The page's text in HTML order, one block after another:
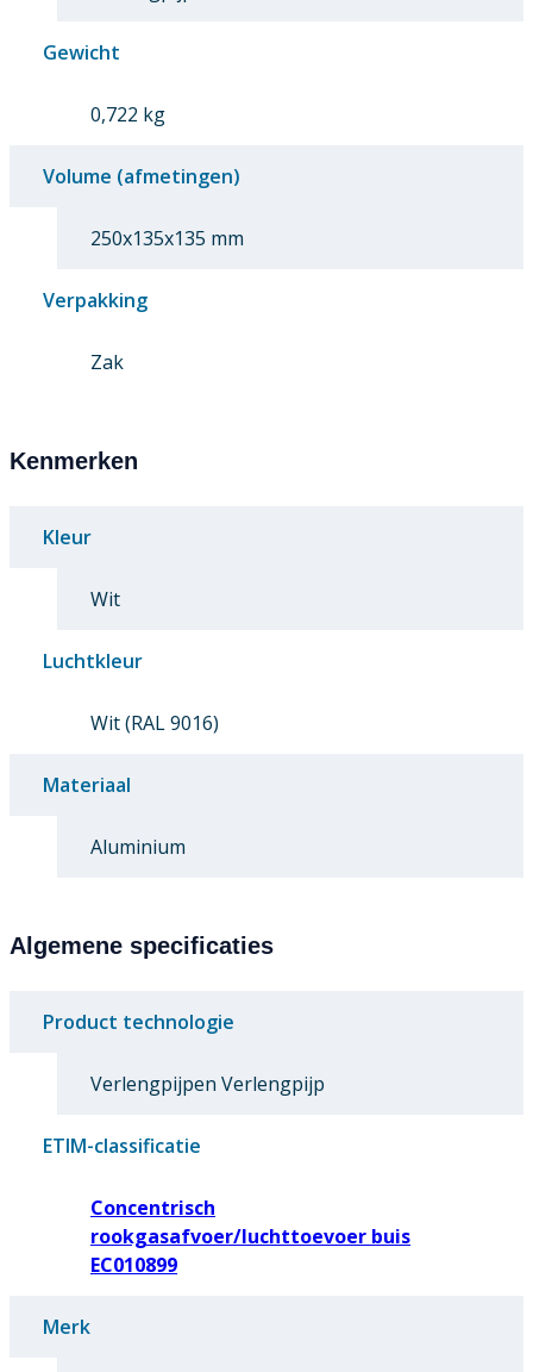
Gewicht
0,722 kg
Volume (afmetingen)
250x135x135 mm
Verpakking
Zak
Kenmerken
Kleur
Wit
Luchtkleur
Wit (RAL 9016)
Materiaal
Aluminium
Algemene specificaties
Product technologie
Verlengpijpen Verlengpijp
ETIM-classificatie
Concentrisch
rookgasafvoer/luchttoevoer buis
EC010899
Merk